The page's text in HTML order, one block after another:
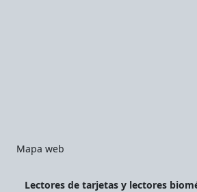
Mapa web
Lectores de tarjetas y lectores